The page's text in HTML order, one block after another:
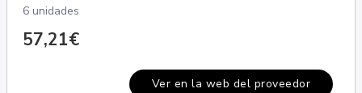
6 unidades
57,21€
Ver en la web del proveedor